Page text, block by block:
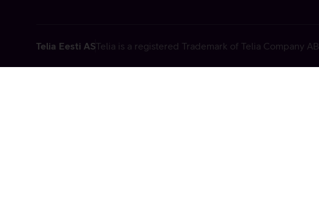
Telia Eesti ASTelia is a registered Trademark of Telia Company AB